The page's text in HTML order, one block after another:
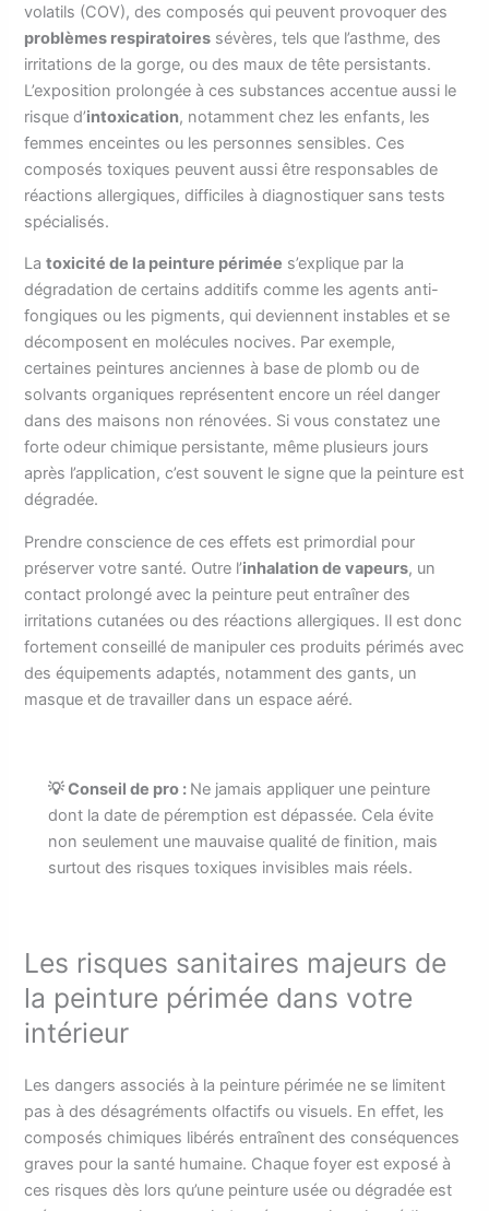
volatils (COV), des composés qui peuvent provoquer des
problèmes respiratoires sévères, tels que l’asthme, des
irritations de la gorge, ou des maux de tête persistants.
L’exposition prolongée à ces substances accentue aussi le
risque d’intoxication, notamment chez les enfants, les
femmes enceintes ou les personnes sensibles. Ces
composés toxiques peuvent aussi être responsables de
réactions allergiques, difficiles à diagnostiquer sans tests
spécialisés.
Latoxicité de la peinture périmée s’explique par la
dégradation de certains additifs comme les agents anti-
fongiques ou les pigments, qui deviennent instables et se
décomposent en molécules nocives. Par exemple,
certaines peintures anciennes à base de plomb ou de
solvants organiques représentent encore un réel danger
dans des maisons non rénovées. Si vous constatez une
forte odeur chimique persistante, même plusieurs jours
après l’application, c’est souvent le signe que la peinture est
dégradée.
Prendre conscience de ces effets est primordial pour
préserver votre santé. Outre l’inhalation de vapeurs, un
contact prolongé avec la peinture peut entraîner des
irritations cutanées ou des réactions allergiques. Il est donc
fortement conseillé de manipuler ces produits périmés avec
des équipements adaptés, notamment des gants, un
masque et de travailler dans un espace aéré.
💡 Conseil de pro : Ne jamais appliquer une peinture
dont la date de péremption est dépassée. Cela évite
non seulement une mauvaise qualité de finition, mais
surtout des risques toxiques invisibles mais réels.
Les risques sanitaires majeurs de
la peinture périmée dans votre
intérieur
Les dangers associés à la peinture périmée ne se limitent
pas à des désagréments olfactifs ou visuels. En effet, les
composés chimiques libérés entraînent des conséquences
graves pour la santé humaine. Chaque foyer est exposé à
ces risques dès lors qu’une peinture usée ou dégradée est